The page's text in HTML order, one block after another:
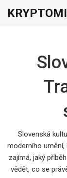
Slovenská
moderního
zajímá, jaký
vědět, co se